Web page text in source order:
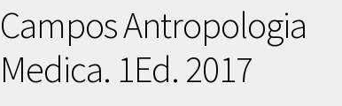
Campos Antropologia
Medica. 1Ed. 2017